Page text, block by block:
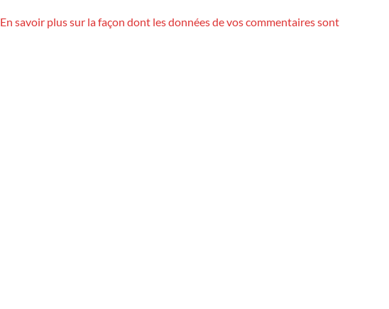
En savoir plus sur la façon dont les données de vos commentaires sont